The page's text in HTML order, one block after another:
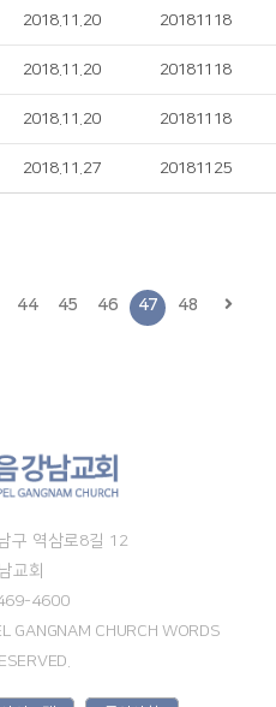
2018.11.20 20181118
2018.11.20 20181118
2018.11.20 20181118
2018.11.27 20181125
44 45 46 47 48
구 역삼로8길 12
교회
4600
GANGNAM CHURCH WORDS